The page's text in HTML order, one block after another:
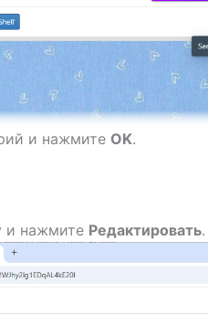
и нажмите OK.
и нажмите Редактировать.